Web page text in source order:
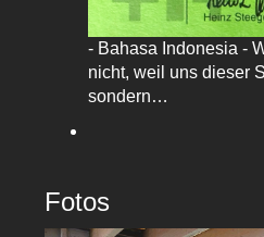
- Bahasa Indonesia -
nicht, weil uns dieser
sondern…
Fotos